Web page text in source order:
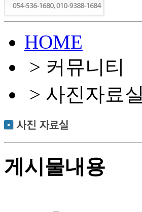
HOME
> 커뮤니티
> 사진자료실
게시물내용